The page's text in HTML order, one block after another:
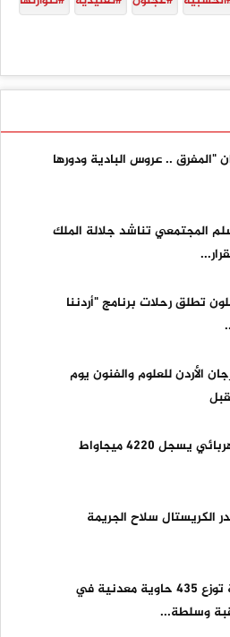
"المفرق .. عروس البادية ودورها
المجتمعي تناشد جلالة الملك
تطلق رحلات برنامج "أردننا
الأردن للعلوم والفنون يوم
الحمل الكهربائي يسجل 4220 ميجاواط
الكريستال سلاح الجريمة
وزارة البيئة توزع 435 حاوية معدنية في
وسلطة...